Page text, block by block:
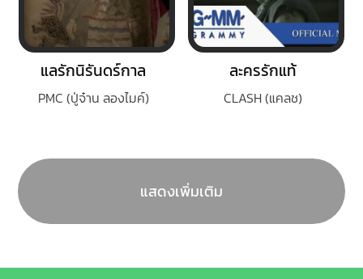
แลรักนิรันดร์กาล
PMC (ปู่จ๋าน ลองไมค์)
ละครรักแท้
CLASH (แคลช)
แสดงเพิ่มเติม